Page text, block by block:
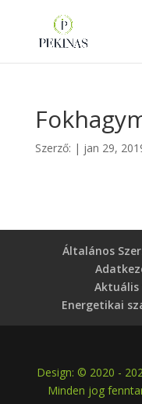
Szerző: | jan 29,
Általános
Energetikai
Design: © 2020 -
Minden jog